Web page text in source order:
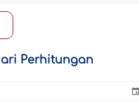
Perhitungan